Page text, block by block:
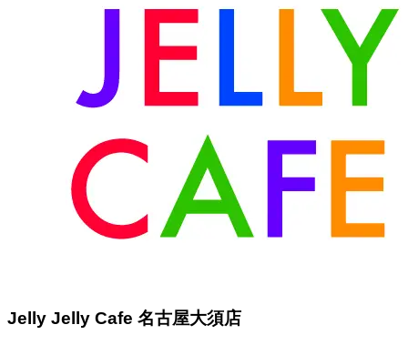
Jelly Jelly Cafe 名古屋大須店